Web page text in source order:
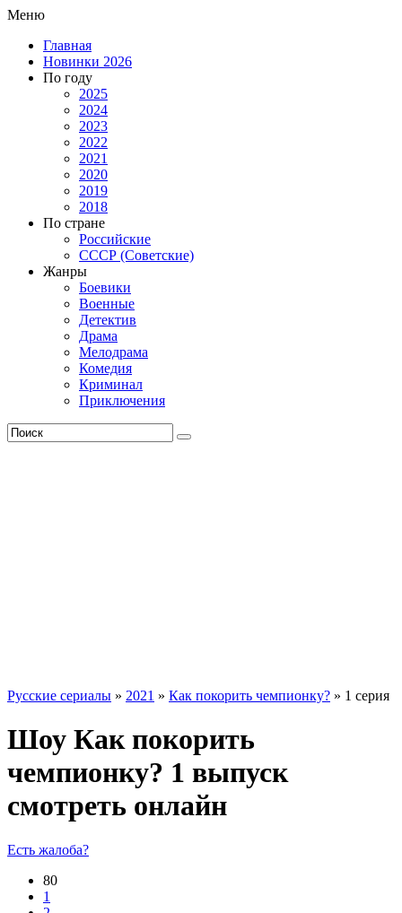
Меню
Главная
Новинки 2026
По году
2025
2024
2023
2022
2021
2020
2019
2018
По стране
Российские
СССР (Советские)
Жанры
Боевики
Военные
Детектив
Драма
Мелодрама
Комедия
Криминал
Приключения
Русские сериалы » 2021 » Как покорить чемпионку? » 1 серия
Шоу Как покорить
чемпионку? 1 выпуск
смотреть онлайн
Есть жалоба?
80
1